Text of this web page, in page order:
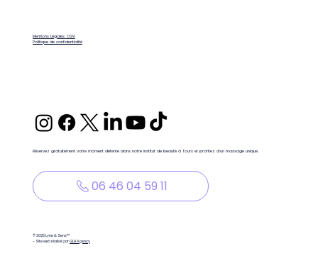
Réservez gratuitement votre moment détente dans notre institut de beauté à Tours et profitez d'un massage unique.
06 46 04 59 11
Mentions Légales CGV
Politique de confidentialité
© 2025 Lyne & Sens™
- Site web réalisé parGLH Agency